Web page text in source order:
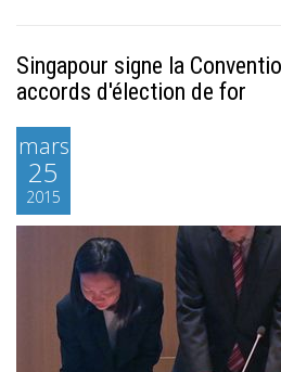
Singapour signe la
accords d'élection de for
mars
25
2015